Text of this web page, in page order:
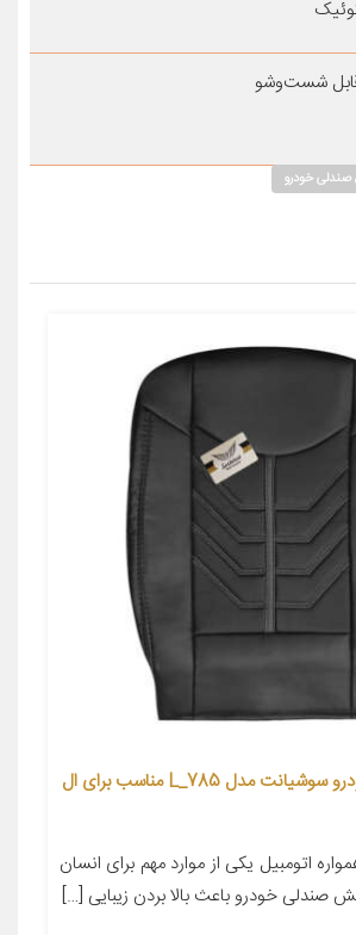
شست‌وشو
خودرو
روکش صندلی خودرو سوشیانت مدل L_785 مناسب برای ال
اتومبیل یکی از موارد مهم برای انسان
صندلی خودرو باعث بالا بردن زیبایی […]